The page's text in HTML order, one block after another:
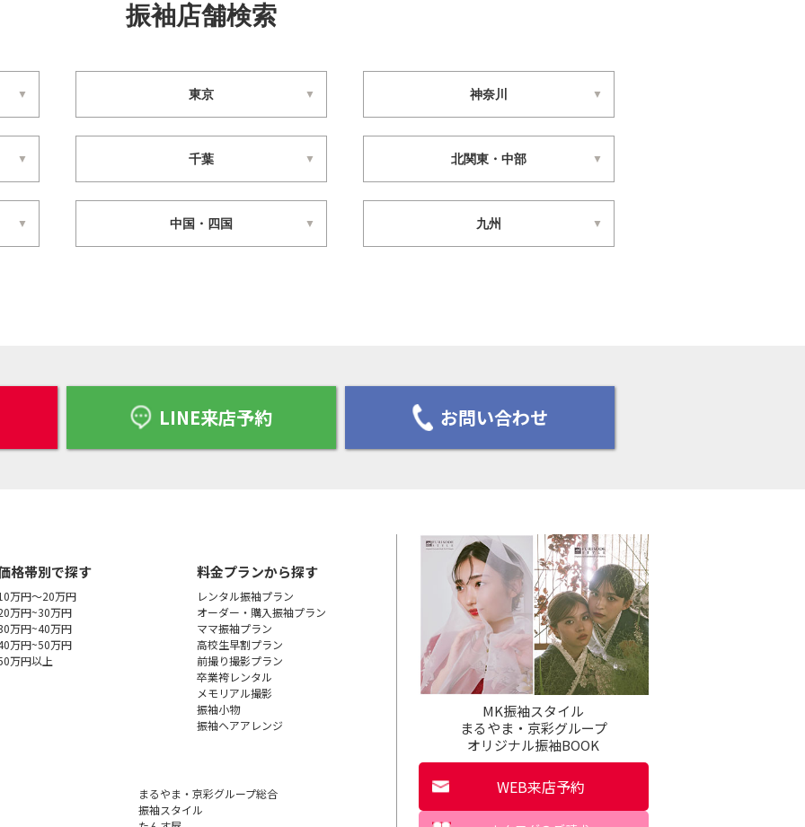
振袖店舗検索
東京 神奈川
千葉 北関東・中部
中国・四国 九州
LINE来店予約 お問い合わせ
格帯別で探す
万円～20万円
万円~30万円
万円~40万円
万円~50万円
万円以上
料金プランから探す
レンタル振袖プラン
オーダー・購入振袖プラン
ママ振袖プラン
高校生早割プラン
前撮り撮影プラン
卒業袴レンタル
メモリアル撮影
振袖小物
振袖ヘアアレンジ
まるやま・京彩グループ総合
振袖スタイル
MK振袖スタイル
まるやま・京彩グループ
オリジナル振袖BOOK
WEB来店予約